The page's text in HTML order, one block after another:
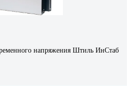
напряжения Штиль ИнСтаб